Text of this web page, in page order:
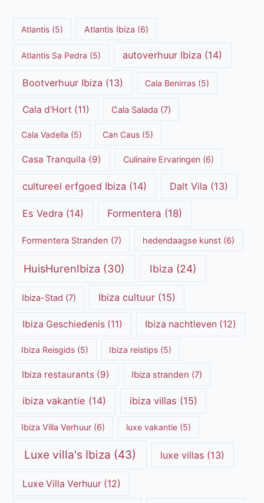
Atlantis (5) Atlantis Ibiza (6)
Atlantis Sa Pedra (5) autoverhuur Ibiza (14)
Bootverhuur Ibiza (13) Cala Benirras (5)
Cala d'Hort (11) Cala Salada(7)
Cala Vadella (5) Can Caus (5)
Casa Tranquila (9) Culinaire Ervaringen(6)
cultureel erfgoed Ibiza (14) Dalt Vila (13)
Es Vedra (14) Formentera (18)
Formentera Stranden (7) hedendaagse kunst(6)
HuisHurenIbiza (30) Ibiza (24)
Ibiza-Stad (7) Ibiza cultuur(15)
Ibiza Geschiedenis(11) Ibiza nachtleven (12)
Ibiza Reisgids (5) Ibiza reistips (5)
Ibiza restaurants (9) Ibiza stranden (7)
ibiza vakantie (14) ibiza villas (15)
Ibiza Villa Verhuur (6) luxe vakantie(5)
Luxe villa's Ibiza (43) luxe villas (13)
Luxe Villa Verhuur(12)